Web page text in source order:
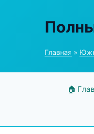
Главная »
🏠